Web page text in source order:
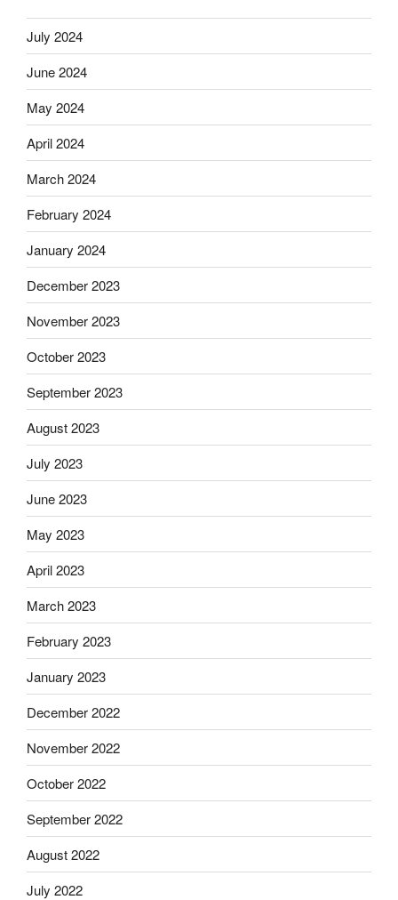
July 2024
June 2024
May 2024
April 2024
March 2024
February 2024
January 2024
December 2023
November 2023
October 2023
September 2023
August 2023
July 2023
June 2023
May 2023
April 2023
March 2023
February 2023
January 2023
December 2022
November 2022
October 2022
September 2022
August 2022
July 2022